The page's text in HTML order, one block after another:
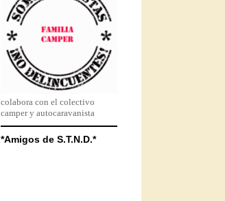
colabora con el colectivo
camper y autocaravanista
*Amigos de S.T.N.D.*